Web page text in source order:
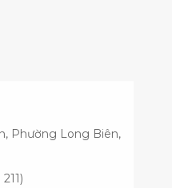
Phường Long Biên,